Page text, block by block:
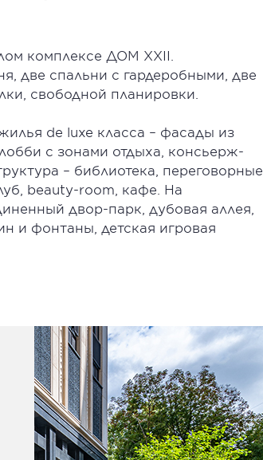
комплексе ДОМ XXII.
две спальни с гардеробными, две
свободной планировки.
de luxe класса – фасады из
с зонами отдыха, консьерж-
– библиотека, переговорные
beauty-room, кафе. На
двор-парк, дубовая аллея,
и фонтаны, детская игровая